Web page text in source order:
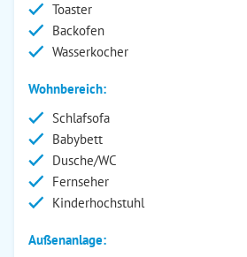
Toaster
Backofen
Wasserkocher
Wohnbereich:
Schlafsofa
Babybett
Dusche/WC
Fernseher
Kinderhochstuhl
Außenanlage: